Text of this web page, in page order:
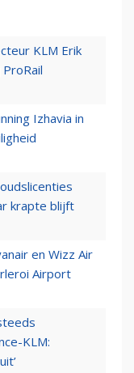
KLM Erik
Izhavia in
krapte blijft
en Wizz Air
Airport
KLM: